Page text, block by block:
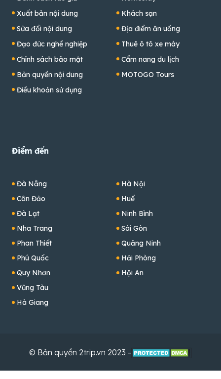
Xuất bản nội dung
Sửa đổi nội dung
Đạo đức nghề nghiệp
Chính sách bảo mật
Bản quyền nội dung
Điều khoản sử dụng
Khách sạn
Địa điểm ăn uống
Thuê ô tô xe máy
Cẩm nang du lịch
MOTOGO Tours
Điểm đến
Đà Nẵng
Côn Đảo
Đà Lạt
Nha Trang
Phan Thiết
Phú Quốc
Quy Nhơn
Vũng Tàu
Hà Giang
Hà Nội
Huế
Ninh Bình
Sài Gòn
Quảng Ninh
Hải Phòng
Hội An
© Bản quyền 2trip.vn 2023 -